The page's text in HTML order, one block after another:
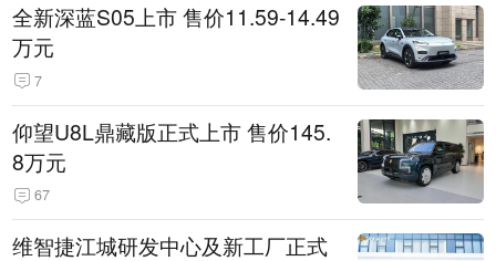
全新深蓝S05上市 售价11.59-14.49
万元
7
仰望U8L鼎藏版正式上市 售价145.
8万元
67
维智捷江城研发中心及新工厂正式